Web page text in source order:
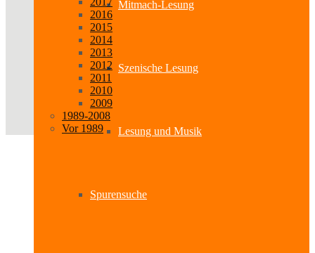
Mitmach-Lesung
Szenische Lesung
Lesung und Musik
Spurensuche
2016
2015
2014
2013
2012
2011
2010
2009
1989-2008
Vor 1989